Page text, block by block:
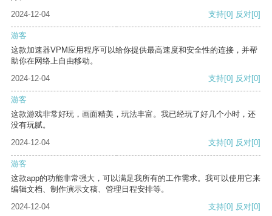
2024-12-04
支持[0] 反对[0]
游客
这款加速器VPM应用程序可以给你提供最高速度和安全性的连接，并帮
助你在网络上自由移动。
2024-12-04
支持[0] 反对[0]
游客
这款游戏非常好玩，画面精美，玩法丰富。我已经玩了好几个小时，还
没有玩腻。
2024-12-04
支持[0] 反对[0]
游客
这款app的功能非常强大，可以满足我所有的工作需求。我可以使用它来
编辑文档、制作演示文稿、管理日程安排等。
2024-12-04
支持[0] 反对[0]